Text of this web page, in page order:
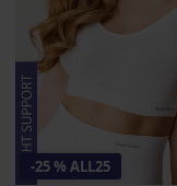
-25 % ALL25